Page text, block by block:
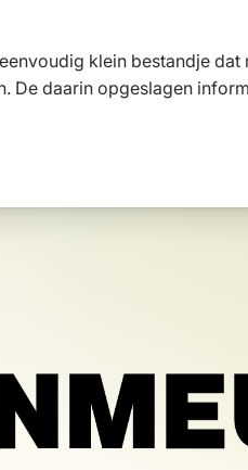
klein bestandje
daarin opgeslagen
for Tuinstoelen